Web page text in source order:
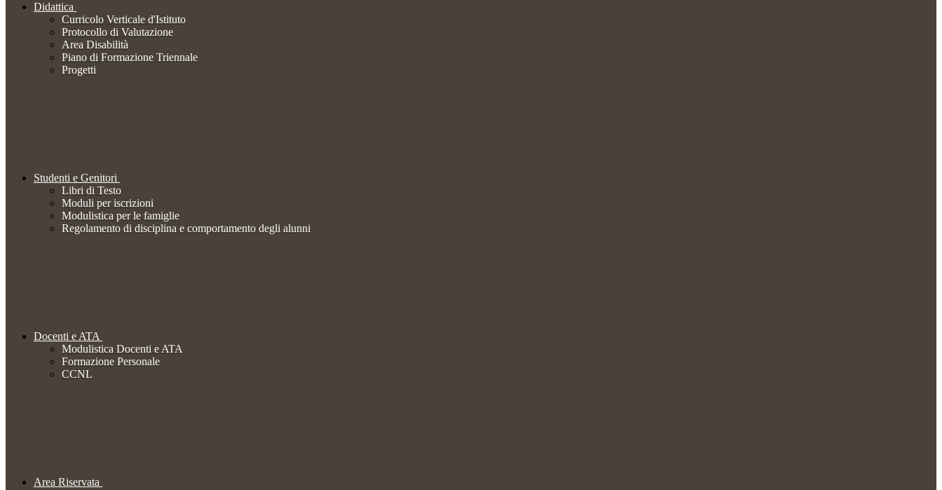
Didattica
Curricolo Verticale d'Istituto
Protocollo di Valutazione
Area Disabilità
Piano di Formazione Triennale
Progetti
Studenti e Genitori
Libri di Testo
Moduli per iscrizioni
Modulistica per le famiglie
Regolamento di disciplina e comportamento degli alunni
Docenti e ATA
Modulistica Docenti e ATA
Formazione Personale
CCNL
Area Riservata